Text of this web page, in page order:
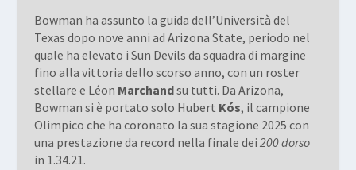
Bowman ha assunto la guida dell’Università del
Texas dopo nove anni ad Arizona State, periodo nel
quale ha elevato i Sun Devils da squadra di margine
fino alla vittoria dello scorso anno, con un roster
stellare e Léon Marchandsu tutti. Da Arizona,
Bowman si è portato solo Hubert Kós, il campione
Olimpico che ha coronato la sua stagione 2025 con
una prestazione da record nella finale dei 200 dorso
in 1.34.21.